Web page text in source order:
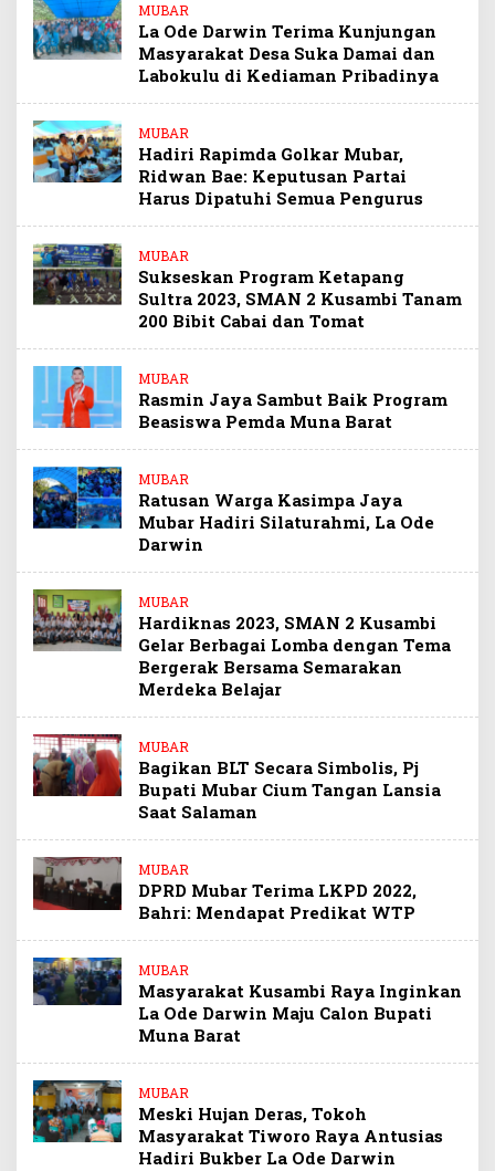
MUBAR
La Ode Darwin Terima Kunjungan
Masyarakat Desa Suka Damai dan
Labokulu di Kediaman Pribadinya
MUBAR
Hadiri Rapimda Golkar Mubar,
Ridwan Bae: Keputusan Partai
Harus Dipatuhi Semua Pengurus
MUBAR
Sukseskan Program Ketapang
Sultra 2023, SMAN 2 Kusambi Tanam
200 Bibit Cabai dan Tomat
MUBAR
Rasmin Jaya Sambut Baik Program
Beasiswa Pemda Muna Barat
MUBAR
Ratusan Warga Kasimpa Jaya
Mubar Hadiri Silaturahmi, La Ode
Darwin
MUBAR
Hardiknas 2023, SMAN 2 Kusambi
Gelar Berbagai Lomba dengan Tema
Bergerak Bersama Semarakan
Merdeka Belajar
MUBAR
Bagikan BLT Secara Simbolis, Pj
Bupati Mubar Cium Tangan Lansia
Saat Salaman
MUBAR
DPRD Mubar Terima LKPD 2022,
Bahri: Mendapat Predikat WTP
MUBAR
Masyarakat Kusambi Raya Inginkan
La Ode Darwin Maju Calon Bupati
Muna Barat
MUBAR
Meski Hujan Deras, Tokoh
Masyarakat Tiworo Raya Antusias
Hadiri Bukber La Ode Darwin